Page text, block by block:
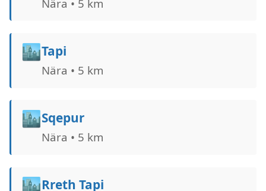
Nära • 5 km
🏙️Tapi
Nära • 5 km
🏙️Sqepur
Nära • 5 km
🏙️Rreth Tapi